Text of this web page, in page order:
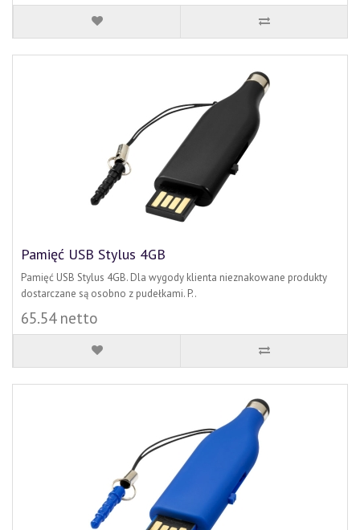
Pamięć USB Stylus 4GB
Pamięć USB Stylus 4GB. Dla wygody klienta nieznakowane produkty
dostarczane są osobno z pudełkami. P..
65.54 netto